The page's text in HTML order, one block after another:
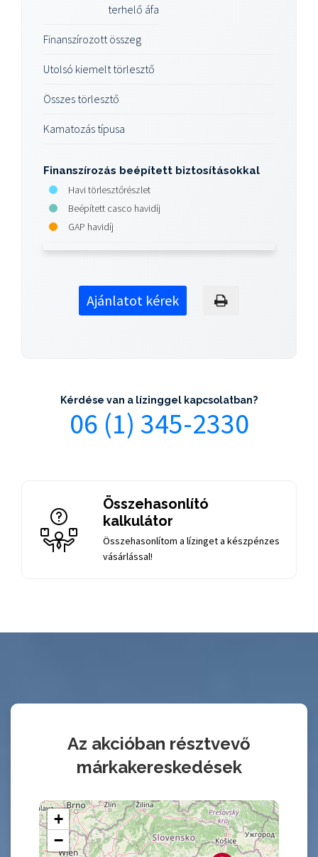
terhelő áfa
Finanszírozott összeg
Utolsó kiemelt törlesztő
Összes törlesztő
Kamatozás típusa
Finanszírozás beépített biztosításokkal
Havi törlesztőrészlet
Beépített casco havidíj
GAP havidíj
Ajánlatot kérek
Kérdése van a lízinggel kapcsolatban?
06 (1) 345-2330
Összehasonlító
kalkulátor
Összehasonlítom a lízinget a készpénzes
vásárlással!
Az akcióban résztvevő
márkakereskedések
+
−